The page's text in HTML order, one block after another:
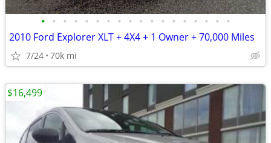
• • • • • • • • • • • • • • • • • •
2010 Ford Explorer XLT + 4X4 + 1 Owner + 70,000 Miles
7/24 70k mi
$16,499